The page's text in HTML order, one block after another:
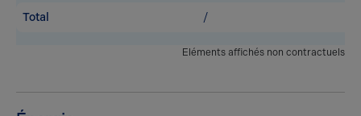
Total /
Eléments affichés non contractuels